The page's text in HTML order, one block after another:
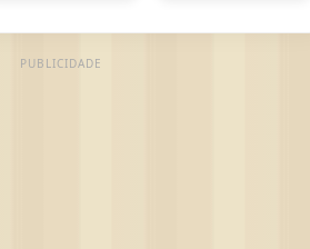
PUBLICIDADE